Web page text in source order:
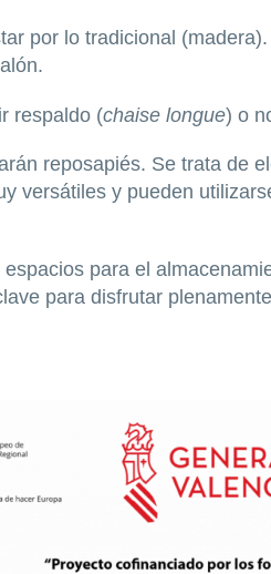
por lo tradicional
respaldo (chaise longue) o
reposapiés. Se trata de
versátiles y pueden
para el
para disfrutar